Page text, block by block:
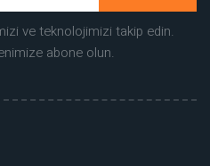
ve teknolojimizi takip edin.
abone olun.